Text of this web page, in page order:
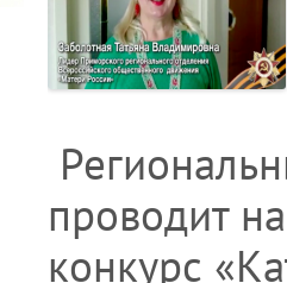
проводит
конкурс